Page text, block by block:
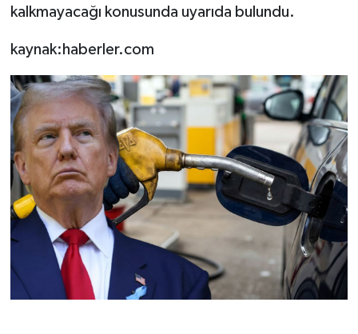
kalkmayacağı konusunda uyarıda bulundu.
kaynak:haberler.com